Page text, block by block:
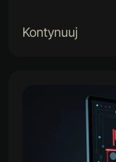
Kontynuuj